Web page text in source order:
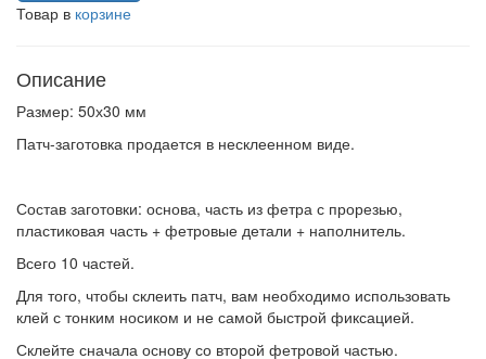
Товар в корзине
Описание
Размер: 50х30 мм
Патч-заготовка продается в несклеенном виде.
Состав заготовки: основа, часть из фетра с прорезью,
пластиковая часть + фетровые детали + наполнитель.
Всего 10 частей.
Для того, чтобы склеить патч, вам необходимо использовать
клей с тонким носиком и не самой быстрой фиксацией.
Склейте сначала основу со второй фетровой частью.